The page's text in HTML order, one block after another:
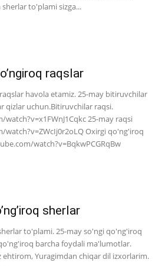
to'plami sizga...
raqslar
havola etamiz. 25-may bitiruvchilar
qizlar uchun.Bitiruvchilar raqsi.
25-may raqsi
Oxirgi qo'ng'iroq
watch?v=BqkwPCGRqBw
sherlar
to'plami. 25-may so'ngi qo'ng'iroq
barcha foydali ma'lumotlar.
ehtirom, Yuragimdan chiqar dil izxorlarim.